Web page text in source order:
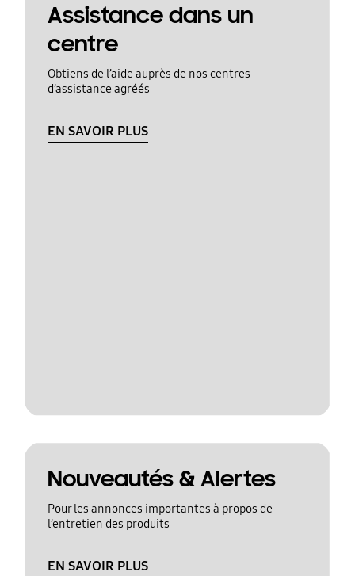
Assistance dans un
centre
Obtiens de l’aide auprès de nos centres
d’assistance agréés
EN SAVOIR PLUS
Nouveautés & Alertes
Pour les annonces importantes à propos de
l’entretien des produits
EN SAVOIR PLUS